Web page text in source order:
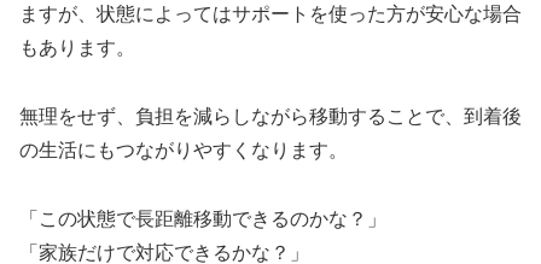
ますが、状態によってはサポートを使った方が安心な場合
もあります。
無理をせず、負担を減らしながら移動することで、到着後
の生活にもつながりやすくなります。
「この状態で長距離移動できるのかな？」
「家族だけで対応できるかな？」